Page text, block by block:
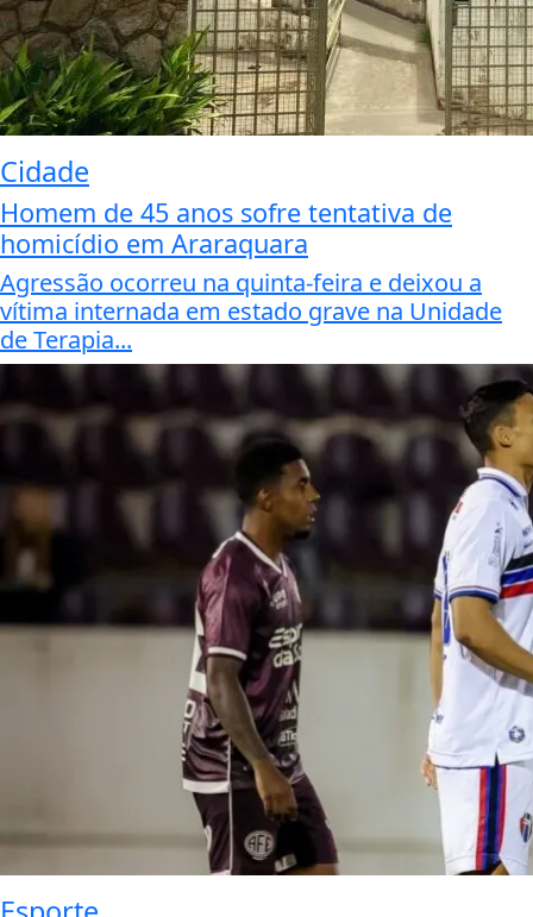
Cidade
Homem de 45 anos sofre tentativa de
homicídio em Araraquara
Agressão ocorreu na quinta-feira e deixou a
vítima internada em estado grave na Unidade
de Terapia...